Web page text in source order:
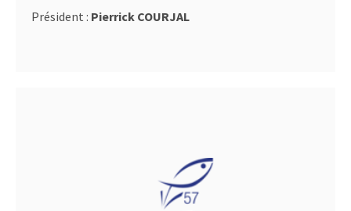
Président : Pierrick COURJAL